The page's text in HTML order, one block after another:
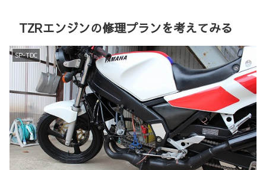
TZRエンジンの修理プランを考えてみる
SP-TDC